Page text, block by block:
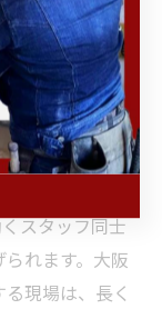
休日だけでな
ックすること
点がありま
スタッフ同士
れます。大阪
現場は、長く